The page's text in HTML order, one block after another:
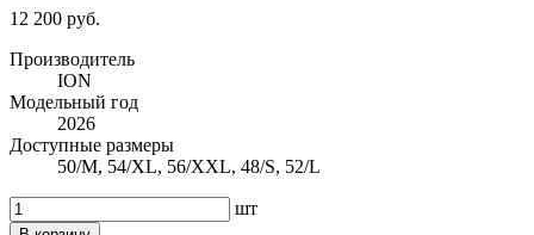
12 200 руб.
Производитель
ION
Модельный год
2026
Доступные размеры
50/M, 54/XL, 56/XXL, 48/S, 52/L
шт